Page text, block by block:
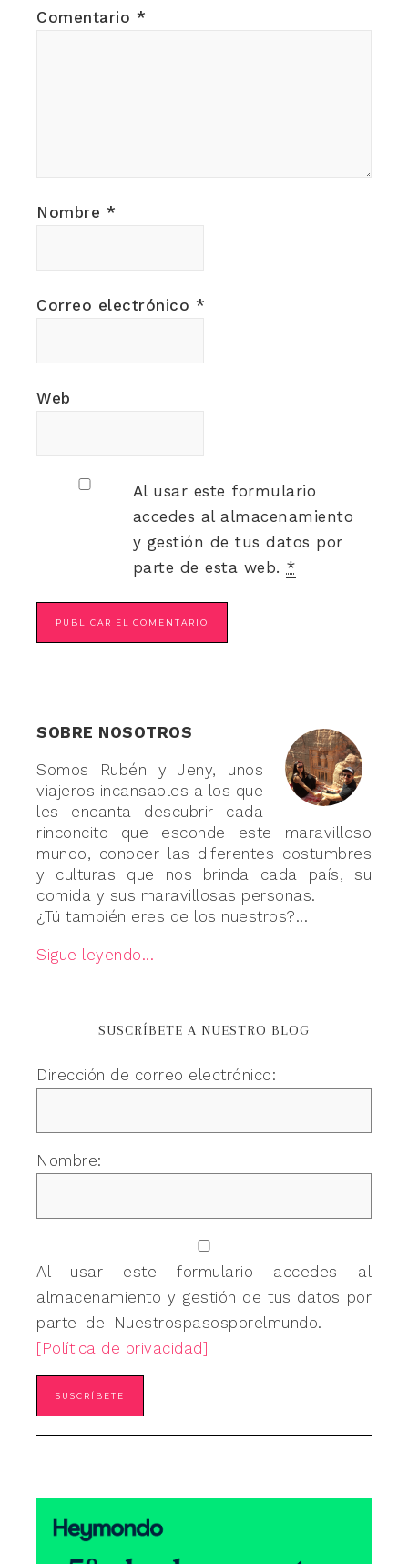
Comentario *
Nombre *
Correo electrónico *
Web
Al usar este formulario
accedes al almacenamiento
y gestión de tus datos por
parte de esta web. *
SOBRE NOSOTROS
Somos Rubén y Jeny, unos
viajeros incansables a los que
les encanta descubrir cada
rinconcito que esconde este maravilloso
mundo, conocer las diferentes costumbres
y culturas que nos brinda cada país, su
comida y sus maravillosas personas.
¿Tú también eres de los nuestros?...
Sigue leyendo...
SUSCRÍBETE A NUESTRO BLOG
Dirección de correo electrónico:
Nombre:
Al usar este formulario accedes al
almacenamiento y gestión de tus datos por
parte de Nuestrospasosporelmundo.
[Política de privacidad]